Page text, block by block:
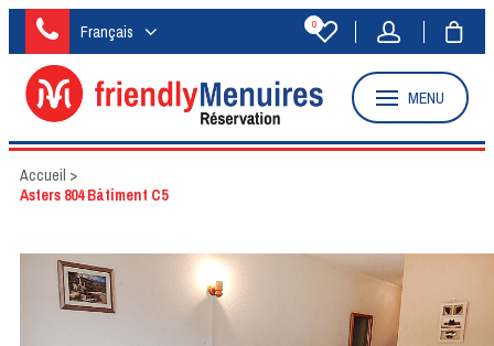
Français 0
MENU
Accueil >
Asters 804 Bâtiment C5